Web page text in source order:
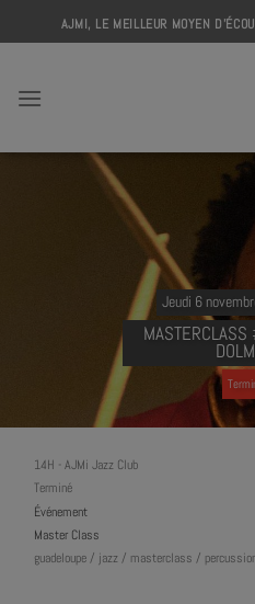
to
AJMI, LE MEILLEUR MOYEN
Jeudi 6
14H - AJMi Jazz Club
Terminé
Événement
Master Class
guadeloupe / jazz / masterclass /